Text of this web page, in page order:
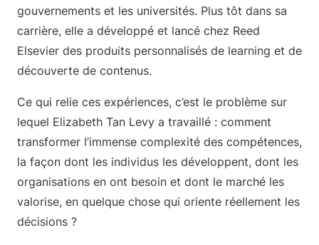
gouvernements et les universités. Plus tôt dans sa
carrière, elle a développé et lancé chez Reed
Elsevier des produits personnalisés de learning et de
découverte de contenus.
Ce qui relie ces expériences, c’est le problème sur
lequel Elizabeth Tan Levy a travaillé : comment
transformer l’immense complexité des compétences,
la façon dont les individus les développent, dont les
organisations en ont besoin et dont le marché les
valorise, en quelque chose qui oriente réellement les
décisions ?